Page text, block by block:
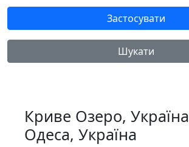
Застосувати
Шукати
Криве Озеро, Україна
Одеса, Україна